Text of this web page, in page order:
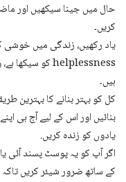
حال میں جینا سیکھیں اور
کریں۔
یاد رکھیں، زندگی میں خوشی
ہیں۔
کل کو بہتر بنانے کا بہترین
بنائیں اور اس کے لیے آج ہی
یادوں کو زندہ کریں.
اگر آپ کو یہ پوسٹ پسند آئی
کے ساتھ ضرور شیئر کریں